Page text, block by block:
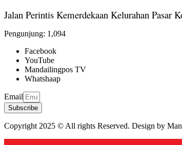
Jalan Perintis Kemerdekaan Kelurahan Pasar
Pengunjung: 1,094
Facebook
YouTube
Mandailingpos TV
Whatshaap
Email
Subscribe
Copyright 2025 © All rights Reserved. Design by